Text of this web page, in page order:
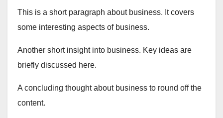
This is a short paragraph about business. It covers
some interesting aspects of business.
Another short insight into business. Key ideas are
briefly discussed here.
A concluding thought about business to round off the
content.